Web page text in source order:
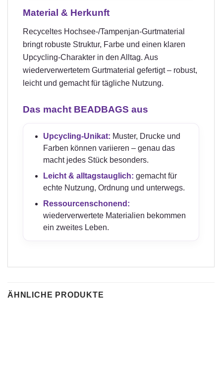
Material & Herkunft
Recyceltes Hochsee-/Tampenjan-Gurtmaterial
bringt robuste Struktur, Farbe und einen klaren
Upcycling-Charakter in den Alltag. Aus
wiederverwertetem Gurtmaterial gefertigt – robust,
leicht und gemacht für tägliche Nutzung.
Das macht BEADBAGS aus
Upcycling-Unikat: Muster, Drucke und
Farben können variieren – genau das
macht jedes Stück besonders.
Leicht & alltagstauglich: gemacht für
echte Nutzung, Ordnung und unterwegs.
Ressourcenschonend:
wiederverwertete Materialien bekommen
ein zweites Leben.
ÄHNLICHE PRODUKTE